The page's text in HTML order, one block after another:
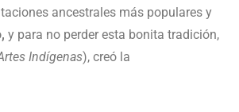
ancestrales más populares y
y para no perder esta bonita tradición,
Indígenas), creó la